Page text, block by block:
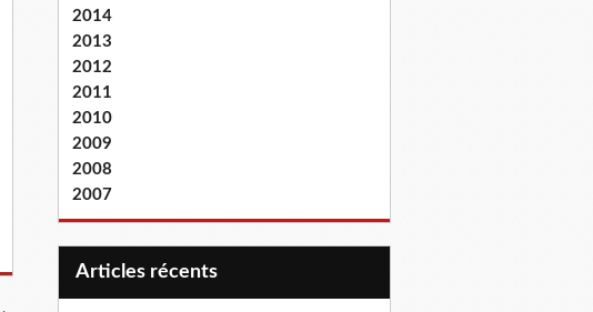
2014
2013
2012
2011
2010
2009
2008
2007
articles récents